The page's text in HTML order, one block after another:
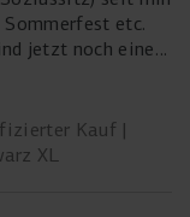
etc.
jetzt noch einen
gut und
schlauchlosen
mehr lange
Kauf
XL